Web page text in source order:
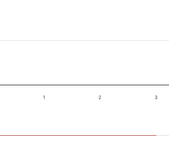
1 2 3